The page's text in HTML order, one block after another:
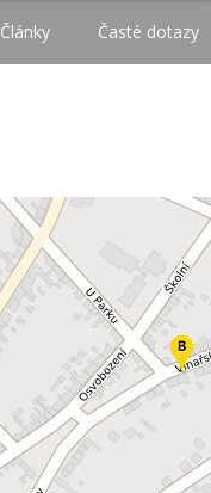
Články Časté dotazy